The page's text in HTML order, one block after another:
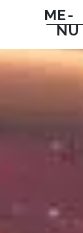
ME -
NU